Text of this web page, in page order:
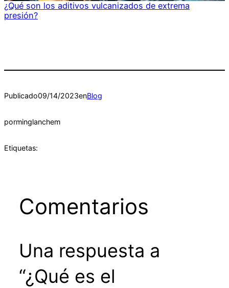
¿Qué son los aditivos vulcanizados de extrema
presión?
Publicado09/14/2023enBlog
porminglanchem
Etiquetas:
Comentarios
Una respuesta a
“¿Qué es el